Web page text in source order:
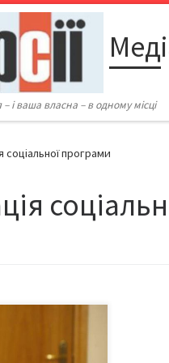
– і ваша власна – в одному місці
соціальної програми
«В
схемою
широким